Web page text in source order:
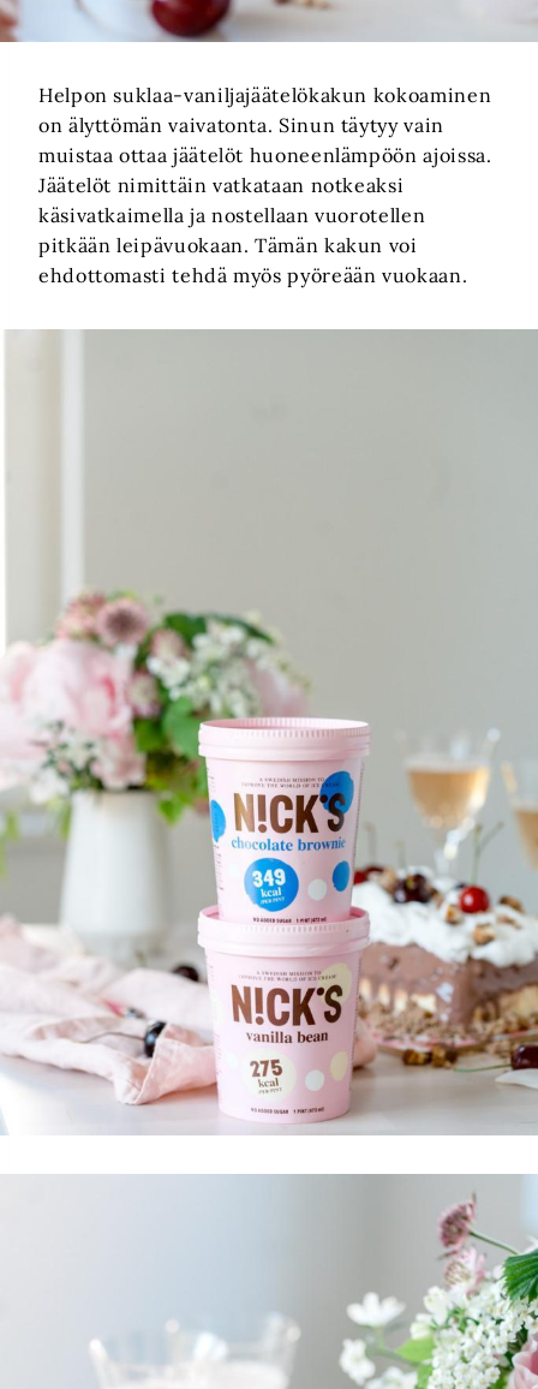
Helpon suklaa-vaniljajäätelökakun kokoaminen
on älyttömän vaivatonta. Sinun täytyy vain
muistaa ottaa jäätelöt huoneenlämpöön ajoissa.
Jäätelöt nimittäin vatkataan notkeaksi
käsivatkaimella ja nostellaan vuorotellen
pitkään leipävuokaan. Tämän kakun voi
ehdottomasti tehdä myös pyöreään vuokaan.